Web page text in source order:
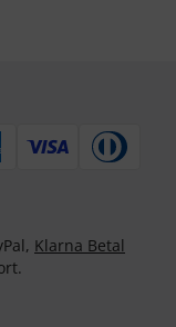
Klarna Betal